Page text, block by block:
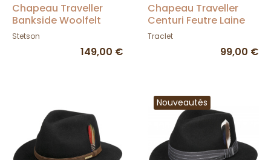
Chapeau Traveller
Bankside Woolfelt
Beige - Stetson
Stetson
149,00 €
Chapeau Traveller
Centuri Feutre Laine
Olive - Traclet
Traclet
99,00 €
Nouveautés